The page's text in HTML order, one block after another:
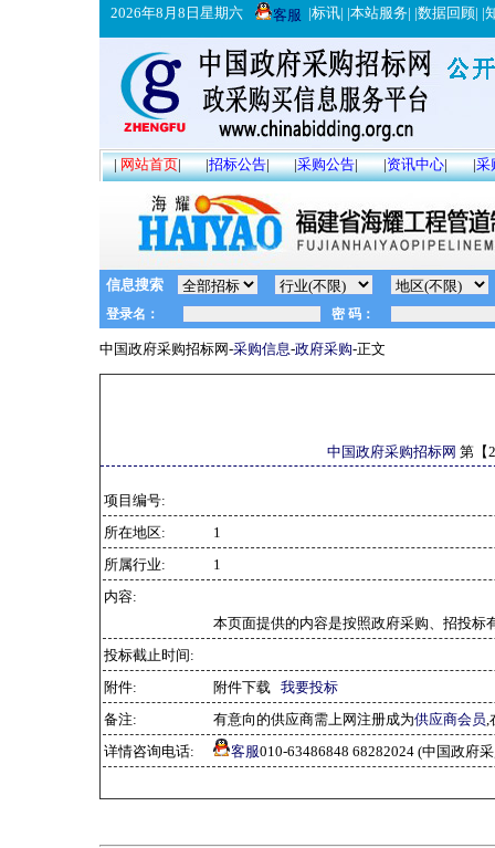
2026年8月8日星期六 客服 |标讯| |本站服务| |数据回顾| |
|网站首页| |招标公告| |采购公告| |资讯中心| |采
信息搜索
中国政府采购招标网-采购信息-政府采购-正文
中国政府采购招标网 第【
项目编号:
所在地区:
1
所属行业:
1
内容:
本页面提供的内容是按照政府采购、招投标
投标截止时间:
附件:
附件下载 我要投标
备注:
有意向的供应商需上网注册成为供应商会员,
详情咨询电话:
客服010-63486848 68282024 (中国政府